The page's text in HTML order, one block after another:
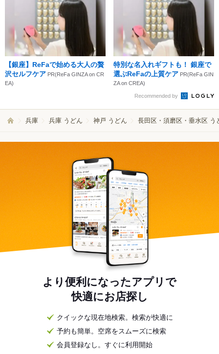
【銀座】ReFaで始める大人の贅
沢セルフケア PR(ReFa GINZA on CR
EA)
特別な名入れギフトも！ 銀座で
選ぶReFaの上質ケア PR(ReFa GIN
ZA on CREA)
Recommended by
兵庫 兵庫 うどん 神戸 うどん 長田区・須磨区・垂水区 う
より便利になったアプリで
快適にお店探し
クイックな現在地検索。検索が快適に
予約も簡単。空席をスムーズに検索
会員登録なし。すぐに利用開始